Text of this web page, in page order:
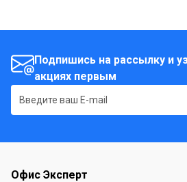
Подпишись на рассылку и
акциях первым
Офис Эксперт